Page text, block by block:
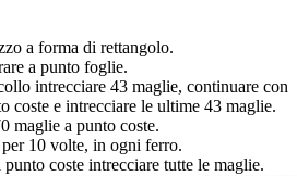
a forma di rettangolo.
a punto foglie.
intrecciare 43 maglie, continuare con
coste e intrecciare le ultime 43 maglie.
maglie a punto coste.
10 volte, in ogni ferro.
coste intrecciare tutte le maglie.